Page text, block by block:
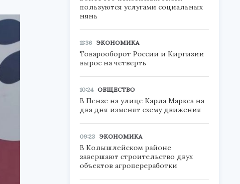
пользуются услугами социальных
нянь
11:36 ЭКОНОМИКА
Товарооборот России и Киргизии
вырос на четверть
10:24 ОБЩЕСТВО
В Пензе на улице Карла Маркса на
два дня изменят схему движения
09:23 ЭКОНОМИКА
В Колышлейском районе
завершают строительство двух
объектов агропереработки